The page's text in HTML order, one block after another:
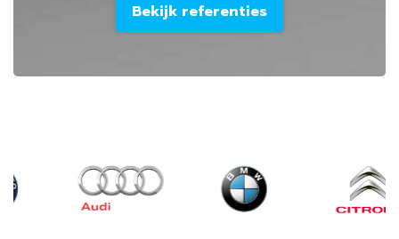
Bekijk referenties